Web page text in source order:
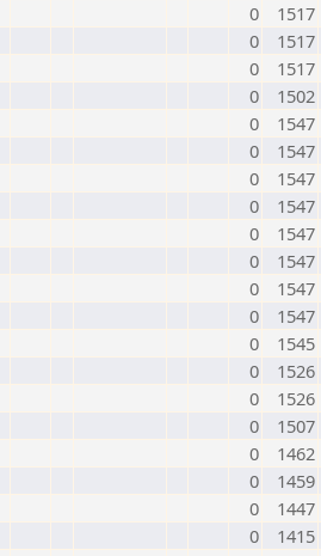
0
1517
0
1517
0
1517
0
1502
0
1547
0
1547
0
1547
0
1547
0
1547
0
1547
0
1547
0
1547
0
1545
0
1526
0
1526
0
1507
0
1462
0
1459
0
1447
0
1415